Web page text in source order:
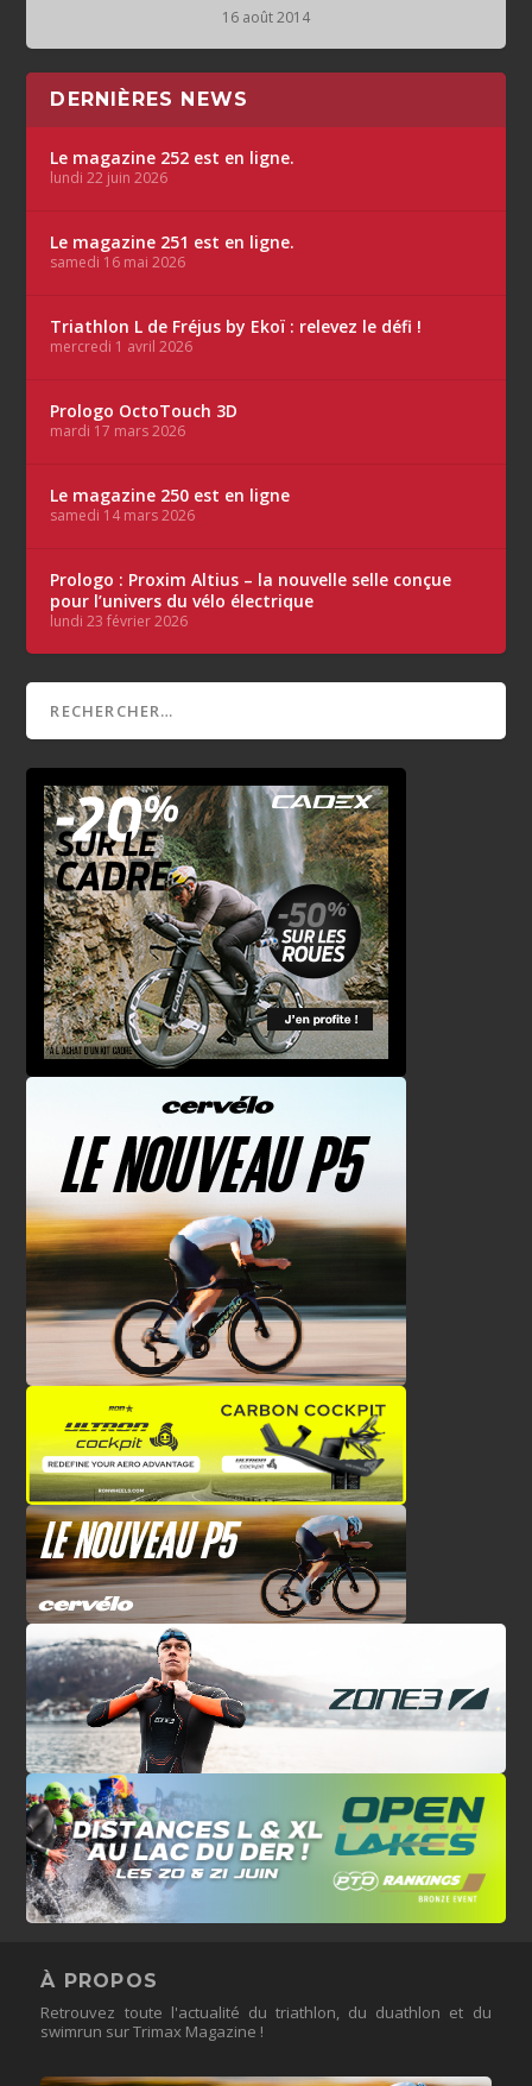
16 août 2014
DERNIÈRES NEWS
Le magazine 252 est en ligne.
lundi 22 juin 2026
Le magazine 251 est en ligne.
samedi 16 mai 2026
Triathlon L de Fréjus by Ekoï : relevez le défi !
mercredi 1 avril 2026
Prologo OctoTouch 3D
mardi 17 mars 2026
Le magazine 250 est en ligne
samedi 14 mars 2026
Prologo : Proxim Altius – la nouvelle selle conçue
pour l’univers du vélo électrique
lundi 23 février 2026
À PROPOS
Retrouvez toute l'actualité du triathlon, du duathlon et du
swimrun sur Trimax Magazine !